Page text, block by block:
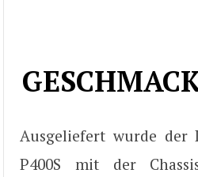
Ausgeliefert wurde der
P400S mit der